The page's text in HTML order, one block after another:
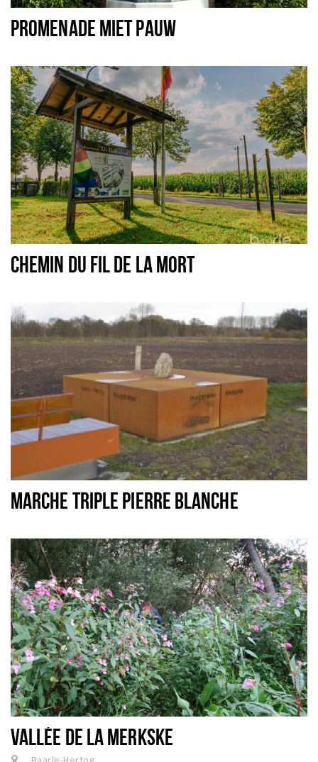
PROMENADE MIET PAUW
CHEMIN DU FIL DE LA MORT
MARCHE TRIPLE PIERRE BLANCHE
VALLÉE DE LA MERKSKE